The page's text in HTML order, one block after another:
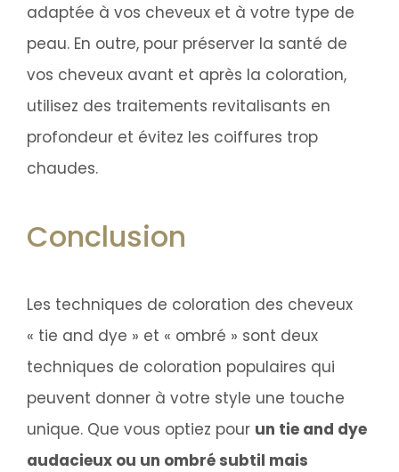
adaptée à vos cheveux et à votre type de
peau. En outre, pour préserver la santé de
vos cheveux avant et après la coloration,
utilisez des traitements revitalisants en
profondeur et évitez les coiffures trop
chaudes.
Conclusion
Les techniques de coloration des cheveux
« tie and dye » et « ombré » sont deux
techniques de coloration populaires qui
peuvent donner à votre style une touche
unique. Que vous optiez pour un tie and dye
audacieux ou un ombré subtil mais